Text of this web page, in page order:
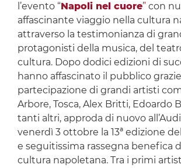
l’evento “Napoli nel cuore”con
affascinante viaggio nella cultura
attraverso la testimonianza di
protagonisti della musica, del
cultura. Dopo dodici edizioni di
hanno affascinato il pubblico
partecipazione di grandi artisti
Arbore, Tosca, Alex Britti, Edoardo
tanti altri, approda di nuovo
venerdì 3 ottobre la 13ª edizione
e seguitissima rassegna benefica
cultura napoletana. Tra i primi